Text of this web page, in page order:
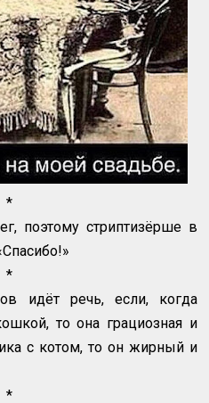
*
поэтому стриптизёрше в
*
идёт речь, если, когда
то она грациозная и
с котом, то он жирный и
*